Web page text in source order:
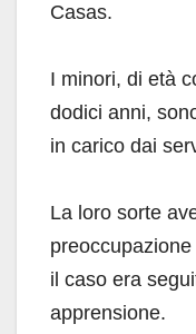
Casas.
I minori, di età
dodici anni,
in carico dai
La loro sorte
il caso era
apprensione.